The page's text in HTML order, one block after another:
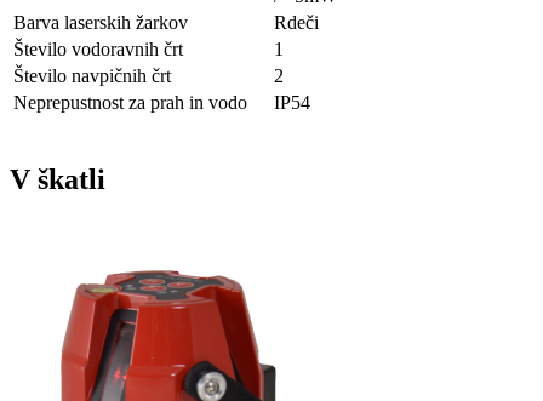
Barva laserskih žarkov
Rdeči
Število vodoravnih črt
1
Število navpičnih črt
2
Neprepustnost za prah in vodo
IP54
V škatli